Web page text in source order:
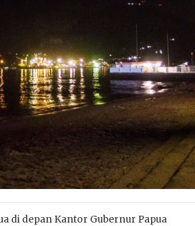
di depan Kantor Gubernur Papua